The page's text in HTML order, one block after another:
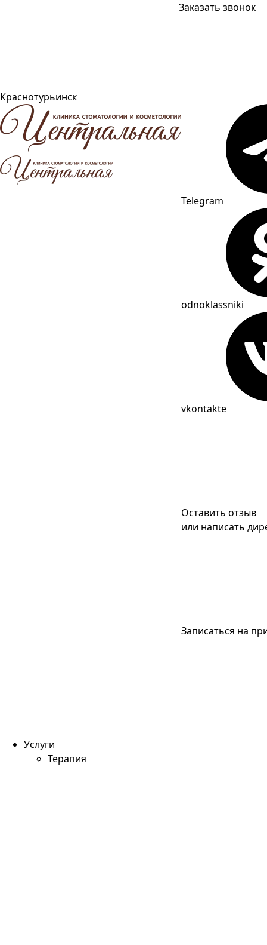
Краснотурьинск
Заказать звонок
Telegram
odnoklassniki
vkontakte
Оставить отзыв
или написать
Записаться на
Услуги
Терапия